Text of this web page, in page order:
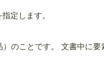
定します。
のことです。 文書中に要